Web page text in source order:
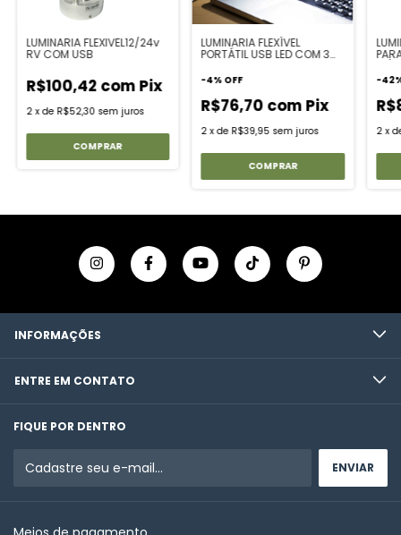
LUMINARIA FLEXIVEL12/24v
RV COM USB
R$100,42 com Pix
2 xde R$52,30 sem juros
LUMINARIA FLEXÍVEL
PORTÁTIL USB LED COM 3
-4% OFF
R$76,70 com Pix
2 xde R$39,95 sem juros
-42
2 x
INFORMAÇÕES
ENTRE EM CONTATO
FIQUE POR DENTRO